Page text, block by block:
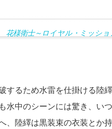
様衛士～ロイヤル・ミッシ
するため水雷を仕掛ける陸
水中のシーンには驚き、い
陸繹は黒装束の衣装とか持